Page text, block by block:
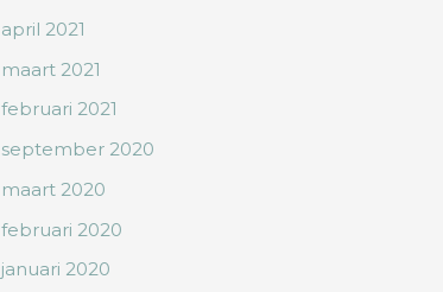
april 2021
maart 2021
februari 2021
september 2020
maart 2020
februari 2020
januari 2020